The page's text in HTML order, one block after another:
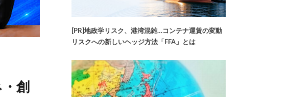
[PR]地政学リスク、港湾混雑…コンテナ運賃の変動
リスクへの新しいヘッジ方法「FFA」とは